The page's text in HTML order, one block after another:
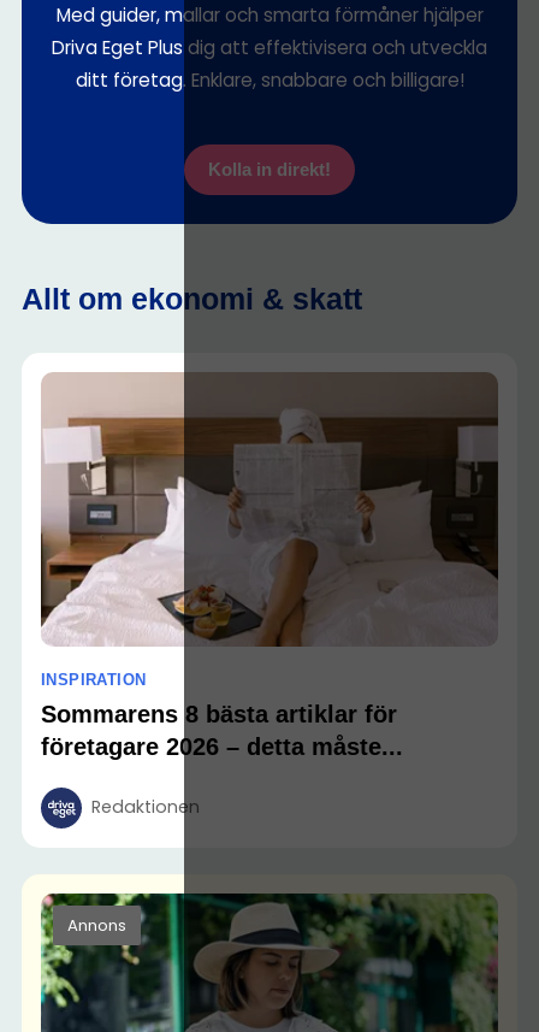
Med guider, mallar och smarta förmåner hjälper
Driva Eget Plus dig att effektivisera och utveckla
ditt företag. Enklare, snabbare och billigare!
Kolla in direkt!
Allt om ekonomi & skatt
INSPIRATION
Sommarens 8 bästa artiklar för
företagare 2026 – detta måste...
Redaktionen
Annons